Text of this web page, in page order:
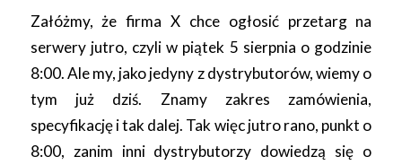
Załóżmy, że firma X chce ogłosić przetarg na
serwery jutro, czyli w piątek 5 sierpnia o godzinie
8:00. Ale my, jako jedyny z dystrybutorów, wiemy o
tym już dziś. Znamy zakres zamówienia,
specyfikację i tak dalej. Tak więc jutro rano, punkt o
8:00, zanim inni dystrybutorzy dowiedzą się o